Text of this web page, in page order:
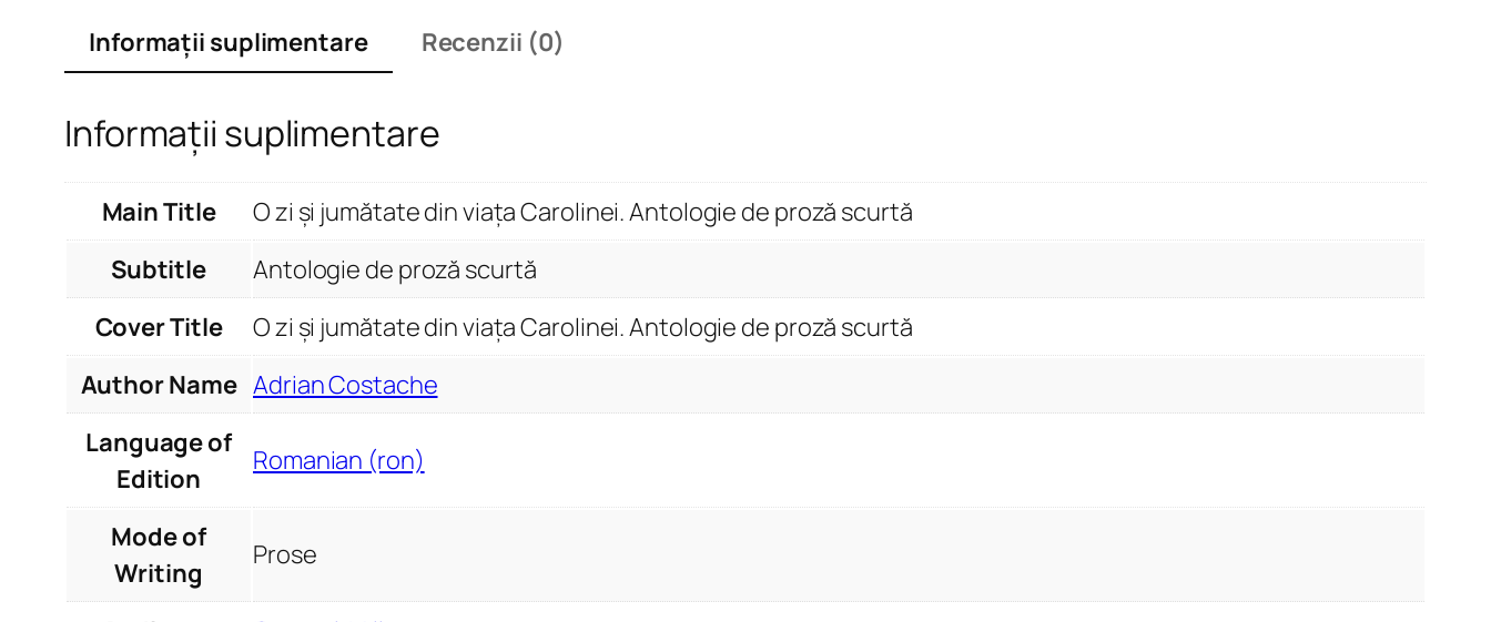
j
u
ă
t
a
i
Informații suplimentare Recenzii (0)
Informații suplimentare
Main Title
O zi și jumătate din viața Carolinei. Antologie de proză scurtă
Subtitle
Antologie de proză scurtă
Cover Title
O zi și jumătate din viața Carolinei. Antologie de proză scurtă
Author Name Adrian Costache
Language of
Edition
Romanian (ron)
Mode of
Writing
Prose